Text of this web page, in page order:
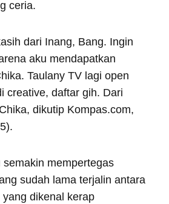
ceria.
dari Inang, Bang. Ingin
aku mendapatkan
Taulany TV lagi open
creative, daftar gih. Dari
dikutip Kompas.com,
mempertegas
sudah lama terjalin antara
dikenal kerap